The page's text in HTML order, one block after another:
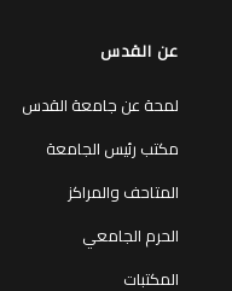
عن القدس
لمحة عن جامعة القدس
مكتب رئيس الجامعة
المتاحف والمراكز
الحرم الجامعي
المكتبات